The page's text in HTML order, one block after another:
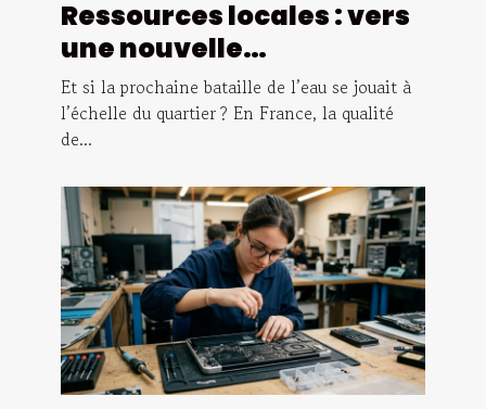
Ressources locales : vers
une nouvelle
cartographie de la
qualité de l’eau
Et si la prochaine bataille de l’eau se jouait à
l’échelle du quartier ? En France, la qualité
de...